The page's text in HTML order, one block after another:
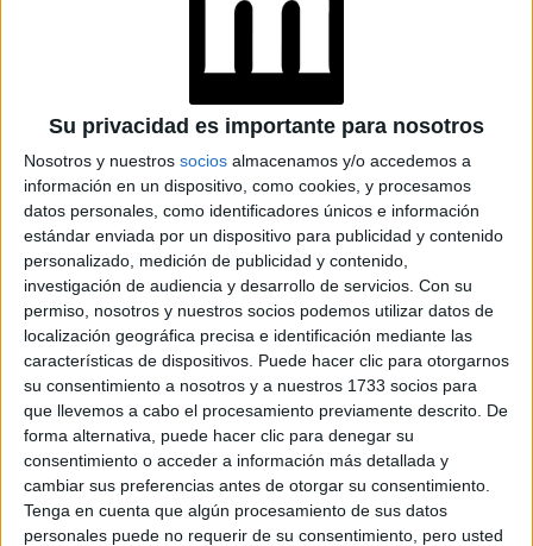
Su privacidad es importante para nosotros
Nosotros y nuestros socios almacenamos y/o accedemos a
información en un dispositivo, como cookies, y procesamos
datos personales, como identificadores únicos e información
estándar enviada por un dispositivo para publicidad y contenido
personalizado, medición de publicidad y contenido,
investigación de audiencia y desarrollo de servicios. Con su
permiso, nosotros y nuestros socios podemos utilizar datos de
localización geográfica precisa e identificación mediante las
características de dispositivos. Puede hacer clic para otorgarnos
su consentimiento a nosotros y a nuestros 1733 socios para
que llevemos a cabo el procesamiento previamente descrito. De
forma alternativa, puede hacer clic para denegar su
consentimiento o acceder a información más detallada y
cambiar sus preferencias antes de otorgar su consentimiento.
Tenga en cuenta que algún procesamiento de sus datos
personales puede no requerir de su consentimiento, pero usted
POSTRES VIRALES
JOAQUÍN PANTUSO
QUE
CONQUISTARON
BUENOS AIRES
Ese día estápermitido comer todo dulce bien
grasosocomo previa del tiempo de Cuaresma (tiempo
austero y de penitencia) que se vendrá hasta las Pascuas.
En este video, podemos ver el paso a paso con el que la
youtuber yexperta en la gastronomía polaca, María
"Marysieñka" Zeman , nos invita a incorporar para
siempre esta delicia a nuestras vidas.